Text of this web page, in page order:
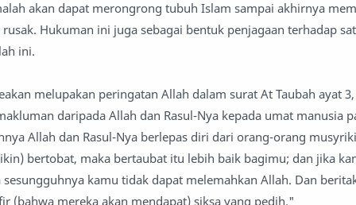
akan dapat merongrong tubuh Islam sampai akhirnya
Hukuman ini juga sebagai bentuk penjagaan terhadap
ini.
melupakan peringatan Allah dalam surat At Taubah ayat
daripada Allah dan Rasul-Nya kepada umat manusia
Allah dan Rasul-Nya berlepas diri dari orang-orang
bertobat, maka bertaubat itu lebih baik bagimu; dan jika
kamu tidak dapat melemahkan Allah. Dan
(bahwa mereka akan mendapat) siksa yang pedih."